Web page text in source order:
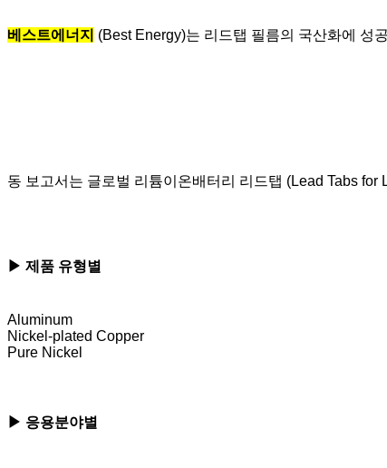
베스트에너지 (Best Energy)는 리드탭 필름의 국산화에 성
동 보고서는 글로벌 리튬이온배터리 리드탭 (Lead Tabs for
▶ 제품 유형별
Aluminum
Nickel-plated Copper
Pure Nickel
▶ 응용분야별